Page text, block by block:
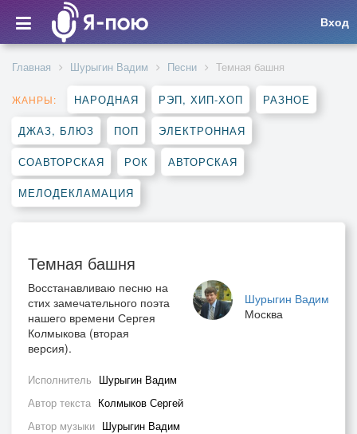
Вход
Главная Шурыгин Вадим Песни Темная башня
ЖАНРЫ: НАРОДНАЯ РЭП, ХИП-ХОП РАЗНОЕ
ДЖАЗ, БЛЮЗ ПОП ЭЛЕКТРОННАЯ
СОАВТОРСКАЯ РОК АВТОРСКАЯ
МЕЛОДЕКЛАМАЦИЯ
Темная башня
Шурыгин Вадим
Москва
Восстанавливаю песню на
стих замечательного поэта
нашего времени Сергея
Колмыкова (вторая
версия).
Исполнитель Шурыгин Вадим
Автор текста Колмыков Сергей
Автор музыки Шурыгин Вадим